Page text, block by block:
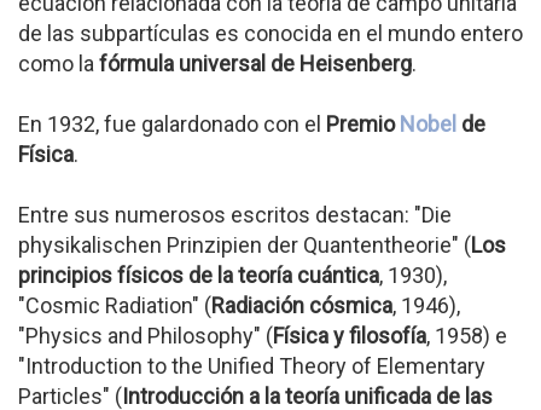
de las subpartículas es conocida en el mundo entero
como la fórmula universal de Heisenberg.
En 1932, fue galardonado con el PremioNobel de
Física.
Entre sus numerosos escritos destacan: "Die
physikalischen Prinzipien der Quantentheorie" (Los
principios físicos de la teoría cuántica, 1930),
"Cosmic Radiation" (Radiación cósmica, 1946),
"Physics and Philosophy" (Física y filosofía, 1958) e
"Introduction to the Unified Theory of Elementary
Particles" (Introducción a la teoría unificada de las